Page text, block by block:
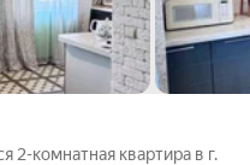
2-комнатная квартира в г.